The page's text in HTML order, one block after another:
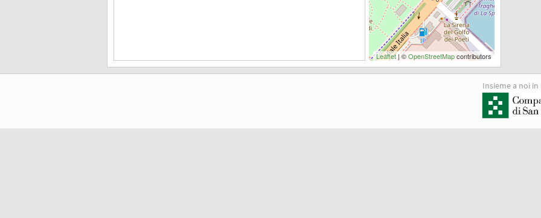
Leaflet| ©OpenStreetMapcontributors
Insieme a noi in